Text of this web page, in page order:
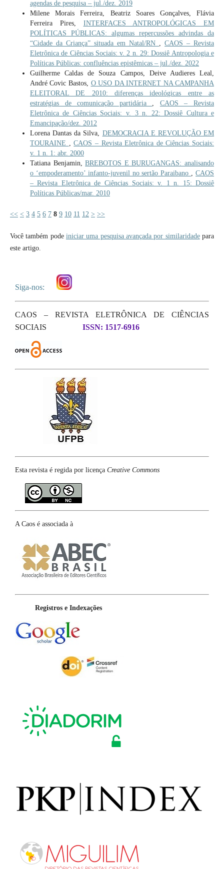
agendas de pesquisa – jul./dez. 2019
Milene Morais Ferreira, Beatriz Soares Gonçalves, Flávia
Ferreira Pires, INTERFACES ANTROPOLÓGICAS EM
POLÍTICAS PÚBLICAS: algumas repercussões advindas da
“Cidade da Criança” situada em Natal/RN
,CAOS – Revista
Eletrônica de Ciências Sociais: v. 2 n. 29: Dossiê Antropologia e
Políticas Públicas: confluências epistêmicas – jul./dez. 2022
Guilherme Caldas de Souza Campos, Deive Audieres Leal,
André Covic Bastos, O USO DA INTERNET NA CAMPANHA
ELEITORAL DE 2010: diferenças ideológicas entre as
estratégias de comunicação partidária
CAOS – Revista
Eletrônica de Ciências Sociais: v. 3 n. 22: Dossiê Cultura e
Emancipação/dez. 2012
Lorena Dantas da Silva, DEMOCRACIA E REVOLUÇÃO EM
TOURAINE
,CAOS – Revista Eletrônica de Ciências Sociais:
v. 1 n. 1: abr. 2000
Tatiana Benjamin,BREBOTOS E BURUGANGAS: analisando
o ‘empoderamento’ infanto-juvenil no sertão Paraibano
,CAOS
– Revista Eletrônica de Ciências Sociais: v. 1 n. 15: Dossiê
Políticas Públicas/mar. 2010
<< < 3 4 5 6 7 8 9 10 11 12 > >>
Você também pode iniciar uma pesquisa avançada por similaridadepara
este artigo.
Siga-nos:
CAOS – REVISTA ELETRÔNICA DE CIÊNCIAS
SOCIAIS
ISSN: 1517-6916
Esta revista é regida por licença Creative Commons
A Caos é associada à
Registros e Indexações